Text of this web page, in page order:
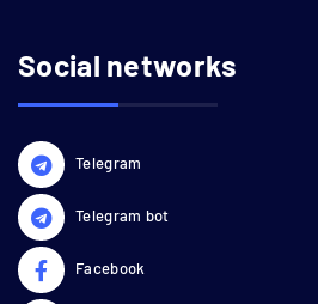
Social networks
Telegram
Telegram bot
Facebook